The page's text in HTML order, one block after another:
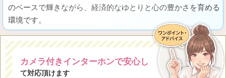
のペースで輝きながら、経済的なゆとりと心の豊かさを育める
環境です。
カメラ付きインターホンで安心し
て対応頂けます